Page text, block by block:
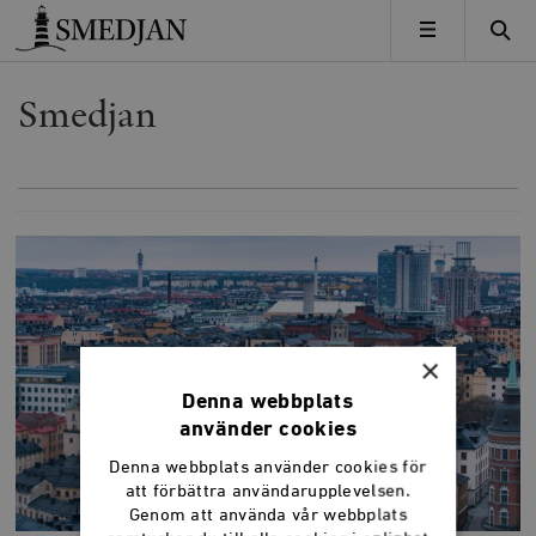
Timbro
MENY
Smedjan
×
Denna webbplats
använder cookies
Denna webbplats använder cookies för
att förbättra användarupplevelsen.
Genom att använda vår webbplats